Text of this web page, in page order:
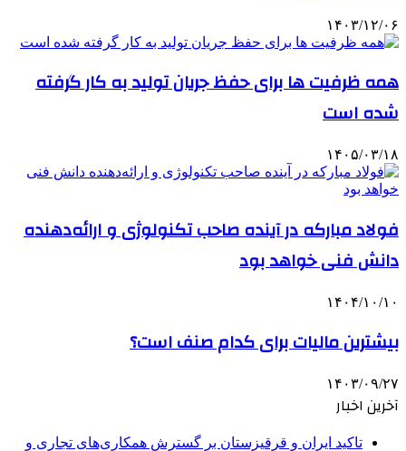
۱۴۰۳/۱۲/۰۶
همه ظرفیت ها برای حفظ جریان تولید به کار گرفته
شده است
۱۴۰۵/۰۳/۱۸
فولاد مبارکه در آینده صاحب تکنولوژی و ارائه‌دهنده
دانش فنی خواهد بود
۱۴۰۴/۱۰/۱۰
بیشترین مالیات برای کدام صنف است؟
۱۴۰۳/۰۹/۲۷
آخرین اخبار
تاکید ایران و قرقیزستان بر گسترش همکاری‌های تجاری و